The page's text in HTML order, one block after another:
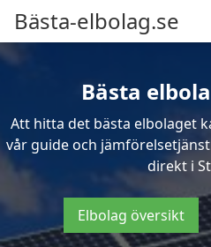
Bästa-elbolag.se
Bästa
Att hitta det bästa elbolaget
vår guide och
direkt i
Elbolag översikt